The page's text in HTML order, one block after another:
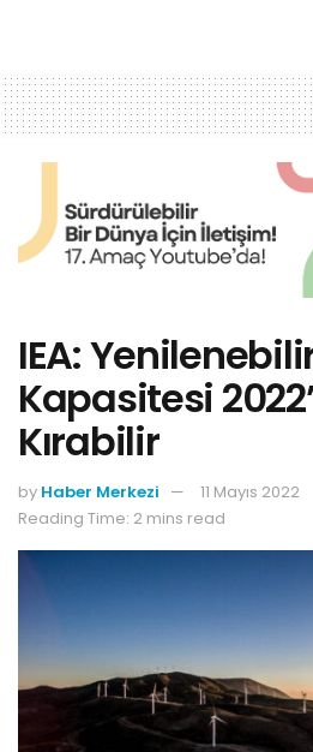
IEA:
Kapasitesi
Kırabilir
by Haber Merkezi
11 Mayıs 2022
Reading Time: 2 mins read